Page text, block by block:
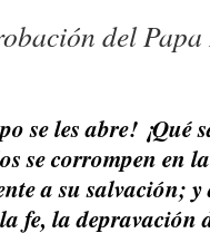
del
se les abre! ¡Qué
se corrompen en
a su salvación; y
fe, la depravación